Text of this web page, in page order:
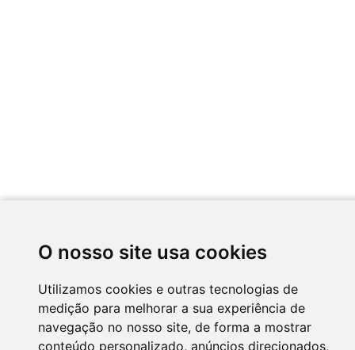
O nosso site usa cookies
Utilizamos cookies e outras tecnologias de
medição para melhorar a sua experiência de
navegação no nosso site, de forma a mostrar
conteúdo personalizado, anúncios direcionados,